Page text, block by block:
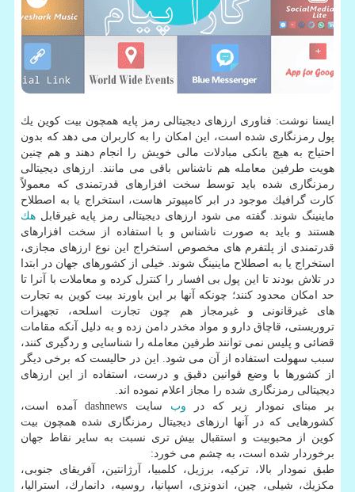
ایسنا نوشت: فناوری ارزهای دیجیتالی رمز پایه همچون بیت كوین یك
پول رمزنگاری شده است، این امكان را به كاربران می دهد كه بدون
احتیاج به هیچ بانكی مبادلات مالی خویش را انجام دهند و هم چنین
هویت طرفین معامله هم ناشناس باقی می مانند. ارزهای دیجیتالی
رمزنگاری شده باید توسط سخت افزارهای قدرتمندی كه معمولاً
كارت گرافیك موجود در ابر كامپیوتر هاست، استخراج یا به اصطلاح
ماینینگ شوند. گفته می شود ارزهای دیجیتالی رمز پایه غیرقابل هك
هستند و باید به صورت ناشناس و با استفاده از سخت افزارهای
قدرتمندی از پلتفرم های مخصوص استخراج این نوع ارزهای مجازی،
استخراج یا به اصطلاح ماینینگ شوند. خیلی از كشورهای جهان در ابتدا
در تلاش بودند تا این پول بی افسار را كنترل كرده و معاملات با آنرا تا
حد امكان محدود كنند؛ چونكه آنها بر این باورند بیت كوین به تجارت
های غیرقانونی و غیرمجاز هم چون تجارت اسلحه، تجهیزات
تروریستی، قاچاق دارو و مواد مخدر دامن زده و به دلیل آنكه مقامات
قضائی و پلیس نمی توانند طرفین معامله را شناسایی و ردگیری كنند،
سبب سهولت استفاده از آن می شود. این در حالیست كه برخی دیگر
از كشورها با وضع قوانین دقیق و درست، استفاده از این ارزهای
دیجیتالی رمزنگاری شده را مجاز اعلام نموده اند.
بر مبنای نمودار زیر كه در وب
سایت dashnews آمده است،
كشورهایی كه در آنها ارزهای دیجیتال رمزنگاری شده همچون بیت
كوین از محبوبیت و استقبال بیش تری نسبت به سایر نقاط جهان
برخوردار شده است، به چشم می خورد:
طبق نمودار بالا، تركیه، برزیل، كلمبیا، آرژانتین، آفریقای جنوبی،
مكزیك، شیلی، چین، اندونزی، اسپانیا، روسیه، دانمارك، استرالیا،